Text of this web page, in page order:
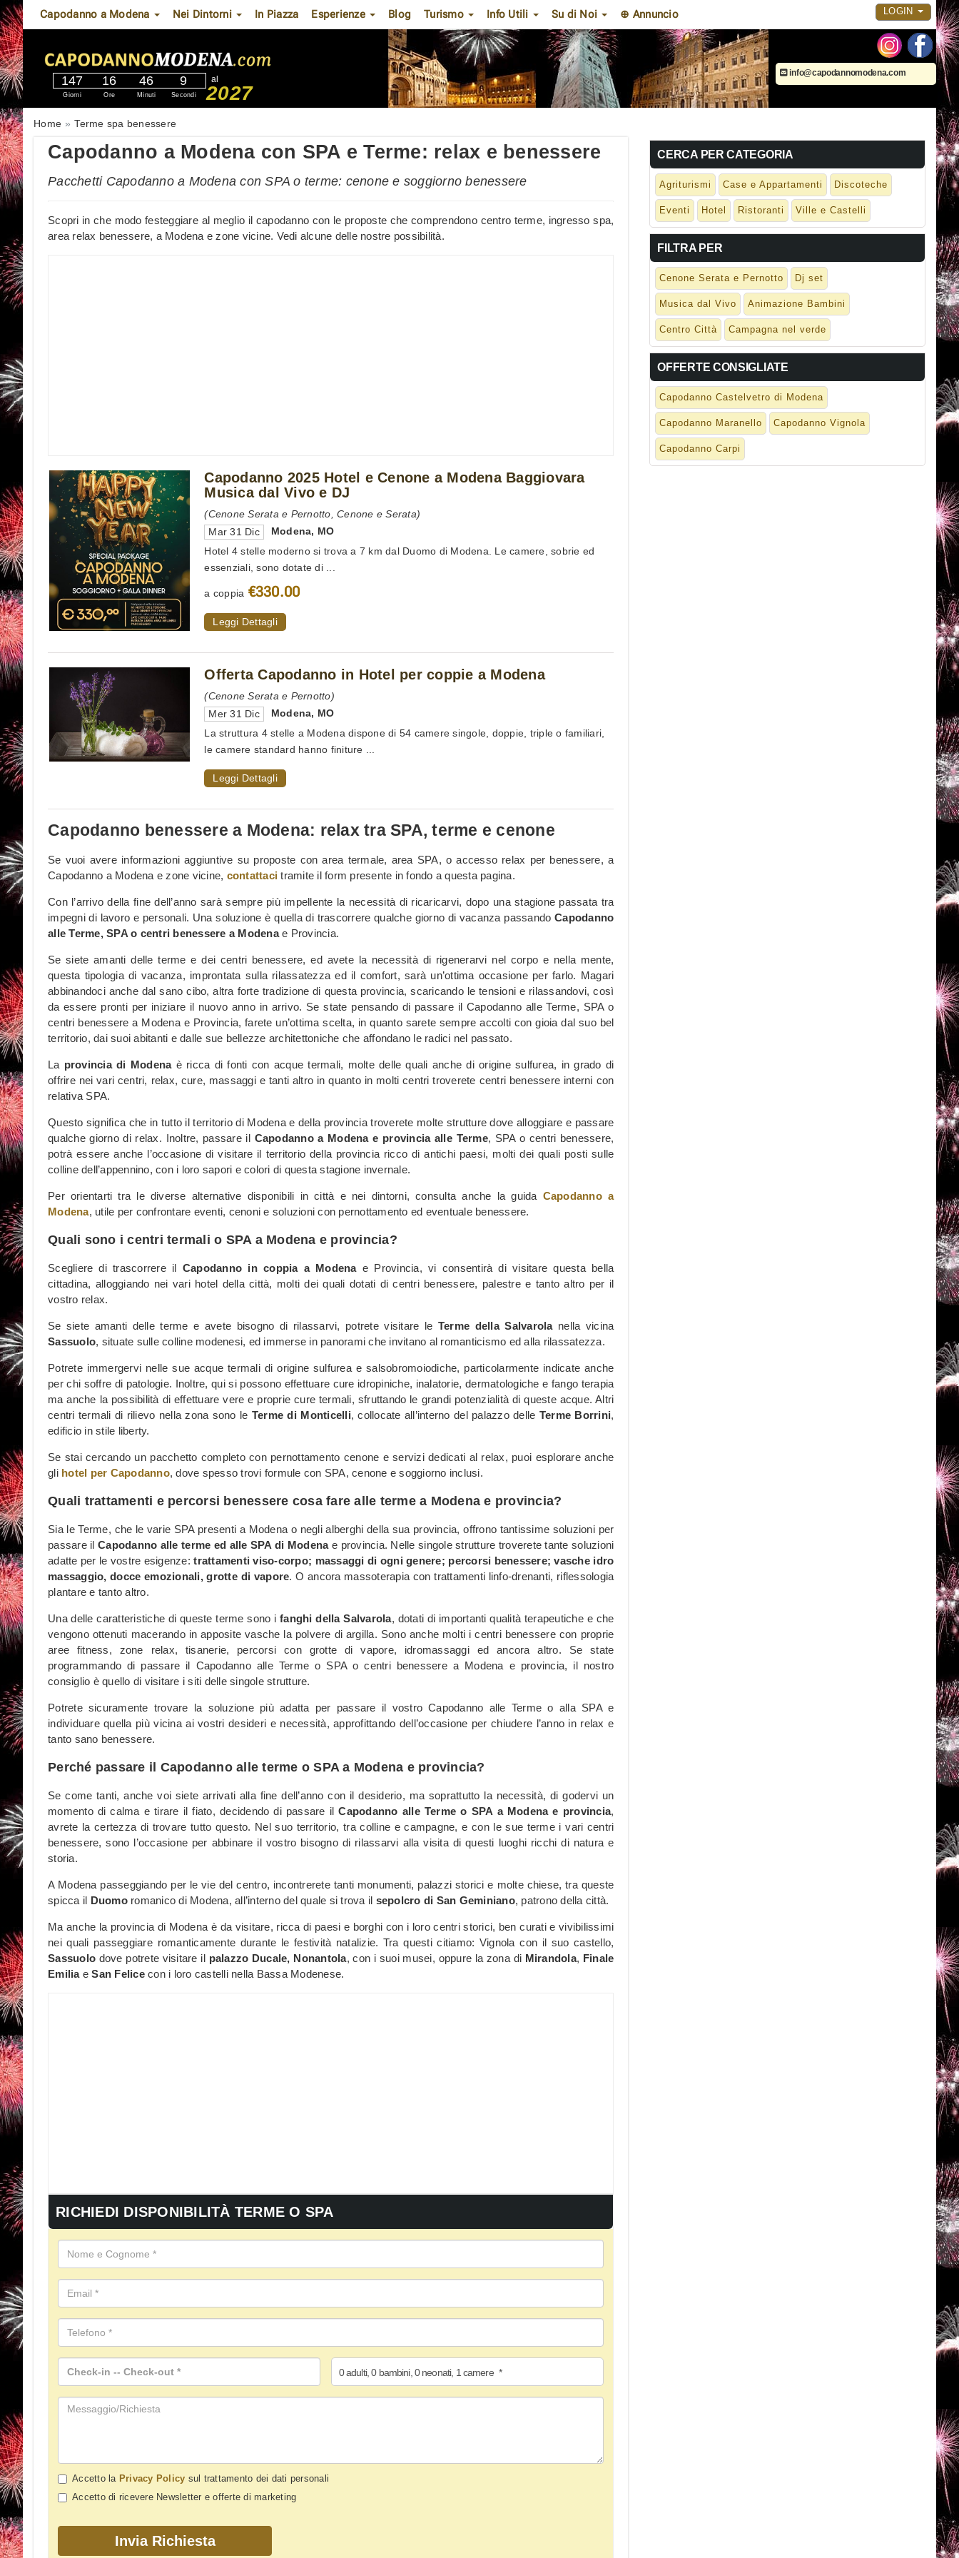
Capodanno a Modena Nei Dintorni In Piazza Esperienze Blog Turismo Info Utili Su di Noi ⊕ Annuncio LOGIN
147
Giorni
16
Ore
46
Minuti
8
Secondi
al
2027
info@capodannomodena.com
Home Terme spa benessere
Capodanno a Modena con SPA e Terme: relax e benessere
Pacchetti Capodanno a Modena con SPA o terme: cenone e soggiorno benessere
Scopri in che modo festeggiare al meglio il capodanno con le proposte che comprendono centro terme, ingresso spa,
area relax benessere, a Modena e zone vicine. Vedi alcune delle nostre possibilità.
Capodanno 2025 Hotel e Cenone a Modena Baggiovara
Musica dal Vivo e DJ
(Cenone Serata e Pernotto, Cenone e Serata)
Mar 31 Dic
Modena, MO
Hotel 4 stelle moderno si trova a 7 km dal Duomo di Modena. Le camere, sobrie ed
essenziali, sono dotate di ...
a coppia €330.00
Leggi Dettagli
Offerta Capodanno in Hotel per coppie a Modena
(Cenone Serata e Pernotto)
Mer 31 Dic
Modena, MO
La struttura 4 stelle a Modena dispone di 54 camere singole, doppie, triple o familiari,
le camere standard hanno finiture ...
Leggi Dettagli
Capodanno benessere a Modena: relax tra SPA, terme e cenone
Se vuoi avere informazioni aggiuntive su proposte con area termale, area SPA, o accesso relax per benessere, a
Capodanno a Modena e zone vicine, contattaci tramite il form presente in fondo a questa pagina.
Con l’arrivo della fine dell’anno sarà sempre più impellente la necessità di ricaricarvi, dopo una stagione passata tra
impegni di lavoro e personali. Una soluzione è quella di trascorrere qualche giorno di vacanza passandoCapodanno
alle Terme, SPA o centri benessere a Modenae Provincia.
Se siete amanti delle terme e dei centri benessere, ed avete la necessità di rigenerarvi nel corpo e nella mente,
questa tipologia di vacanza, improntata sulla rilassatezza ed il comfort, sarà un’ottima occasione per farlo. Magari
abbinandoci anche dal sano cibo, altra forte tradizione di questa provincia, scaricando le tensioni e rilassandovi, così
da essere pronti per iniziare il nuovo anno in arrivo. Se state pensando di passare il Capodanno alle Terme, SPA o
centri benessere a Modena e Provincia, farete un’ottima scelta, in quanto sarete sempre accolti con gioia dal suo bel
territorio, dai suoi abitanti e dalle sue bellezze architettoniche che affondano le radici nel passato.
La provincia di Modenaè ricca di fonti con acque termali, molte delle quali anche di origine sulfurea, in grado di
offrire nei vari centri, relax, cure, massaggi e tanti altro in quanto in molti centri troverete centri benessere interni con
relativa SPA.
Questo significa che in tutto il territorio di Modena e della provincia troverete molte strutture dove alloggiare e passare
qualche giorno di relax. Inoltre, passare il Capodanno a Modena e provincia alle Terme, SPA o centri benessere,
potrà essere anche l’occasione di visitare il territorio della provincia ricco di antichi paesi, molti dei quali posti sulle
colline dell’appennino, con i loro sapori e colori di questa stagione invernale.
Per orientarti tra le diverse alternative disponibili in città e nei dintorni, consulta anche la guida Capodanno a
Modena, utile per confrontare eventi, cenoni e soluzioni con pernottamento ed eventuale benessere.
Quali sono i centri termali o SPA a Modena e provincia?
Scegliere di trascorrere il Capodanno in coppia a Modenae Provincia, vi consentirà di visitare questa bella
cittadina, alloggiando nei vari hotel della città, molti dei quali dotati di centri benessere, palestre e tanto altro per il
vostro relax.
Se siete amanti delle terme e avete bisogno di rilassarvi, potrete visitare le Terme della Salvarolanella vicina
Sassuolo, situate sulle colline modenesi, ed immerse in panorami che invitano al romanticismo ed alla rilassatezza.
Potrete immergervi nelle sue acque termali di origine sulfurea e salsobromoiodiche, particolarmente indicate anche
per chi soffre di patologie. Inoltre, qui si possono effettuare cure idropiniche, inalatorie, dermatologiche e fango terapia
ma anche la possibilità di effettuare vere e proprie cure termali, sfruttando le grandi potenzialità di queste acque. Altri
centri termali di rilievo nella zona sono le Terme di Monticelli, collocate all’interno del palazzo delle Terme Borrini,
edificio in stile liberty.
Se stai cercando un pacchetto completo con pernottamento cenone e servizi dedicati al relax, puoi esplorare anche
gli hotel per Capodanno, dove spesso trovi formule con SPA, cenone e soggiorno inclusi.
Quali trattamenti e percorsi benessere cosa fare alle terme a Modena e provincia?
Sia le Terme, che le varie SPA presenti a Modena o negli alberghi della sua provincia, offrono tantissime soluzioni per
passare ilCapodanno alle terme ed alle SPA di Modenae provincia. Nelle singole strutture troverete tante soluzioni
adatte per le vostre esigenze:trattamenti viso-corpo; massaggi di ogni genere; percorsi benessere; vasche idro
massaggio, docce emozionali, grotte di vapore. O ancora massoterapia con trattamenti linfo-drenanti, riflessologia
plantare e tanto altro.
Una delle caratteristiche di queste terme sono ifanghi della Salvarola, dotati di importanti qualità terapeutiche e che
vengono ottenuti macerando in apposite vasche la polvere di argilla. Sono anche molti i centri benessere con proprie
aree fitness, zone relax, tisanerie, percorsi con grotte di vapore, idromassaggi ed ancora altro. Se state
programmando di passare il Capodanno alle Terme o SPA o centri benessere a Modena e provincia, il nostro
consiglio è quello di visitare i siti delle singole strutture.
Potrete sicuramente trovare la soluzione più adatta per passare il vostro Capodanno alle Terme o alla SPA e
individuare quella più vicina ai vostri desideri e necessità, approfittando dell’occasione per chiudere l’anno in relax e
tanto sano benessere.
Perché passare il Capodanno alle terme o SPA a Modena e provincia?
Se come tanti, anche voi siete arrivati alla fine dell’anno con il desiderio, ma soprattutto la necessità, di godervi un
momento di calma e tirare il fiato, decidendo di passare ilCapodanno alle Terme o SPA a Modena e provincia,
avrete la certezza di trovare tutto questo. Nel suo territorio, tra colline e campagne, e con le sue terme i vari centri
benessere, sono l’occasione per abbinare il vostro bisogno di rilassarvi alla visita di questi luoghi ricchi di natura e
storia.
A Modena passeggiando per le vie del centro, incontrerete tanti monumenti, palazzi storici e molte chiese, tra queste
spicca il Duomo romanico di Modena, all’interno del quale si trova il sepolcro di San Geminiano, patrono della città.
Ma anche la provincia di Modena è da visitare, ricca di paesi e borghi con i loro centri storici, ben curati e vivibilissimi
nei quali passeggiare romanticamente durante le festività natalizie. Tra questi citiamo: Vignola con il suo castello,
Sassuolo dove potrete visitare il palazzo Ducale, Nonantola, con i suoi musei, oppure la zona di Mirandola, Finale
EmiliaeSan Felicecon i loro castelli nella Bassa Modenese.
RICHIEDI DISPONIBILITÀ TERME O SPA
0adulti, 0 bambini, 0 neonati, 1 camere *
Accetto la Privacy Policy sul trattamento dei dati personali
Accetto di ricevere Newsletter e offerte di marketing
CERCA PER CATEGORIA
Agriturismi Case e Appartamenti Discoteche
Eventi Hotel Ristoranti Ville e Castelli
FILTRA PER
Cenone Serata e Pernotto Dj set
Musica dal Vivo Animazione Bambini
Centro Città Campagna nel verde
OFFERTE CONSIGLIATE
Capodanno Castelvetro di Modena
Capodanno Maranello Capodanno Vignola
Capodanno Carpi